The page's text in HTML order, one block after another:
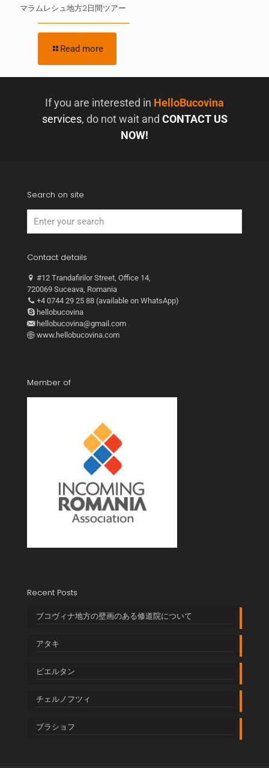
マラムレシュ地方2日間ツアー
Read more
If you are interested in HelloBucovina
services, do not wait and CONTACT US
NOW!
Search on site
Contact details
#12 Trandafirilor Street, Office 14,
720069 Suceava, Romania
+4 0744 29 25 88 (available on WhatsApp)
hellobucovina
hellobucovina@gmail.com
www.hellobucovina.com
Member of
Recent Posts
ブコヴィナ地方の壁画のある修道院について
アタキ
ビエルタン
チェルノフツィ
ブラショフ